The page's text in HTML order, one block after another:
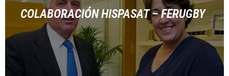
COLABORACIÓN HISPASAT – FERUGBY